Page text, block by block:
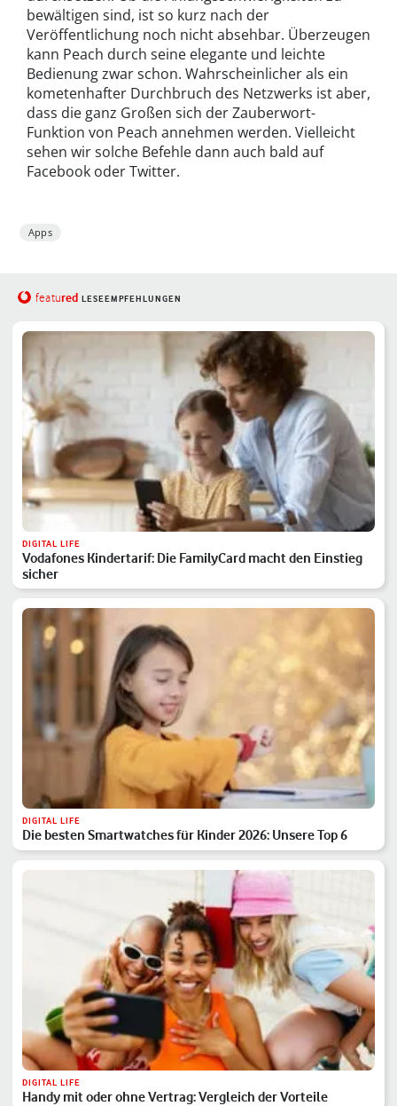
bewältigen sind, ist so kurz nach der
Veröffentlichung noch nicht absehbar. Überzeugen
kann Peach durch seine elegante und leichte
Bedienung zwar schon. Wahrscheinlicher als ein
kometenhafter Durchbruch des Netzwerks ist aber,
dass die ganz Großen sich der Zauberwort-
Funktion von Peach annehmen werden. Vielleicht
sehen wir solche Befehle dann auch bald auf
Facebook oder Twitter.
Apps
featured LESEEMPFEHLUNGEN
DIGITAL LIFE
Vodafones Kindertarif: Die FamilyCard macht den Einstieg
sicher
DIGITAL LIFE
Die besten Smartwatches für Kinder 2026: Unsere Top 6
DIGITAL LIFE
Handy mit oder ohne Vertrag: Vergleich der Vorteile